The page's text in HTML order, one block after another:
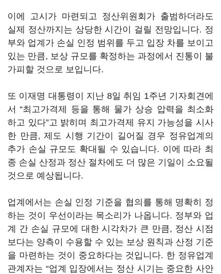
이에 고시가 마련되고 정산위원회가 출범하더라도
실제 정산까지는 상당한 시간이 걸릴 전망입니다. 정
부와 업계가 손실 인정 범위를 두고 입장 차를 보이고
있는 만큼, 보상 규모를 확정하는 과정에서 진통이 불
가피할 것으로 보입니다.
또 이재명 대통령이 지난 8일 취임 1주년 기자회견에
서 “최고가격제 등을 통해 물가 상승 압력을 최소화
하고 있다”고 밝히며 최고가격제 유지 가능성을 시사
한 만큼, 제도 시행 기간이 길어질 경우 정유업계의
추가 손실 규모도 확대될 수 있습니다. 이에 따라 최
종 손실 산정과 정산 절차에도 더 많은 기일이 소요될
것으로 예상됩니다.
업계에서는 손실 인정 기준을 협의를 통해 명확히 정
하는 것이 우선이라는 목소리가 나옵니다. 정부와 업
계 간 손실 규모에 대한 시각차가 큰 만큼, 정산 시점
보다는 양측이 수용할 수 있는 보상 원칙과 산정 기준
을 마련하는 것이 중요하다는 것입니다. 한 정유업계
관계자는 “업계 입장에서는 정산 시기는 중요한 사안